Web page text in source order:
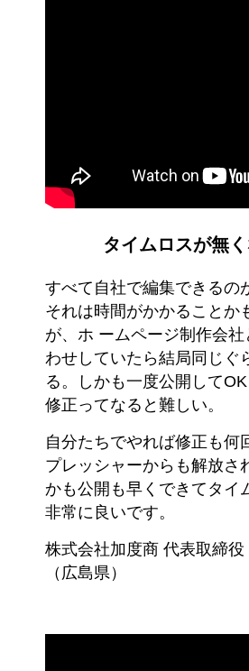
タイムロスが無
すべて自社で編集できるの
それは時間がかかることか
が、ホ ームページ制作会
わせしていたら結局同じぐ
る。しかも一度公開して
修正ってなると難しい。
自分たちでやれば修正も何
プレッシャーからも解放さ
かも公開も早くできてタイ
非常に良いです。
株式会社加度商 代表取締役
（広島県）